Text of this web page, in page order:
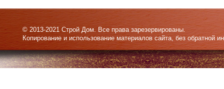
© 2013-2021 Строй Дом. Все права зарезервированы.
Копирование и использование материалов сайта, без обратной